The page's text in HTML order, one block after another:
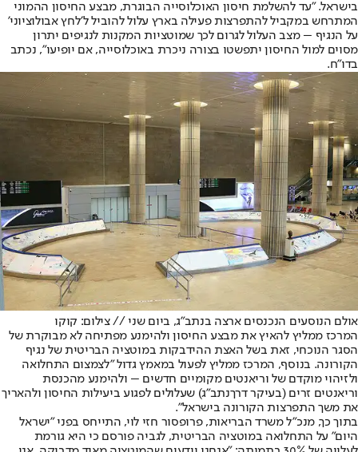
בישראל. "עד להשלמת חיסון האוכלוסייה הבוגרת, מבצע החיסון ההמוני
המתרחש במקביל להתפרצות פעילה בארץ עלול להוביל ל'לחץ אבולוציוני'
על הנגיף – מצב העלול לגרום לכך שמוטציות המקנות לנגיפים יתרון
מסוים למול החיסון יתפשטו בצורה ניכרת באוכלוסייה, אם יופיעו", נכתב
בדו"ח.
אולם הנוסעים הנכנסים ארצה בנתב"ג, ביום שני // צילום: קוקו
המרכז ממליץ להאיץ את מבצע החיסון ולהימנע מפתיחה לא מבוקרת של
הסגר הנוכחי, זאת בשל האצת ההידבקות במוטציה הבריטית של נגיף
הקורונה. בנוסף, המרכז ממליץ לפעול במאמץ גדול "לצמצום התחלואה
ולזיהוי מוקדם של וריאנטים מקומיים חדשים – ולהימנע מהכנסת
וריאנטים זרים (בעיקר דרךנתב"ג) שעלולים לפגוע ביעילות החיסון ולהאריך
את משך התפרצות הקורונה בישראל".
בתוך כך, מנכ"ל משרד הבריאות, פרופסור חזי לוי, התייחס בפני "ישראל
היום" על התחלואה במוטציה הבריטית, לגביה פורסם כי היא גורמת